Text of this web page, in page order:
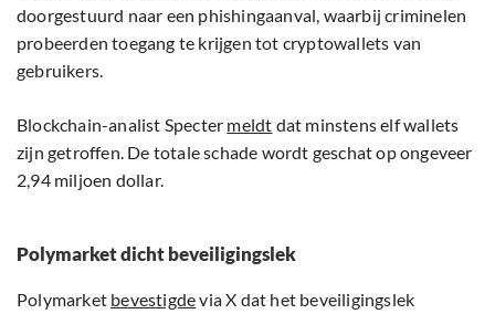
doorgestuurd naar een phishingaanval, waarbij criminelen
probeerden toegang te krijgen tot cryptowallets van
gebruikers.
Blockchain-analist Specter meldt dat minstens elf wallets
zijn getroffen. De totale schade wordt geschat op ongeveer
2,94 miljoen dollar.
Polymarket dicht beveiligingslek
Polymarket bevestigdevia X dat het beveiligingslek